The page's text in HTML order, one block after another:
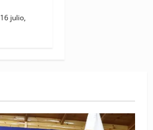
16 julio,